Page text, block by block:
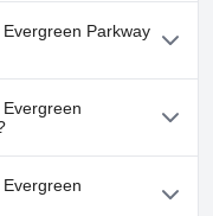
Parkway ei tarjoa
Parkway
Parkway
Parkway tarjoaa